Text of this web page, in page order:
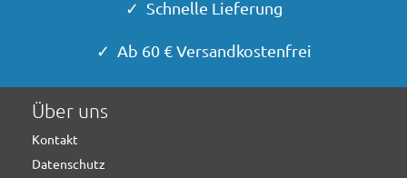
✓ Schnelle Lieferung
✓ Ab 60 € Versandkostenfrei
Über uns
Kontakt
Datenschutz